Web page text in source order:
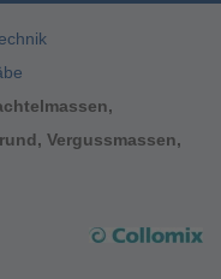
Vergussmassen,